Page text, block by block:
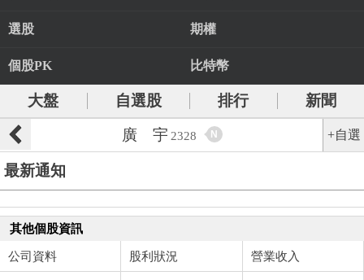
選股 期權
個股PK 比特幣
大盤 自選股 排行
新聞
廣 宇 2328 N +自選
最新通知
其他個股資訊
公司資料 股利狀況 營業收入